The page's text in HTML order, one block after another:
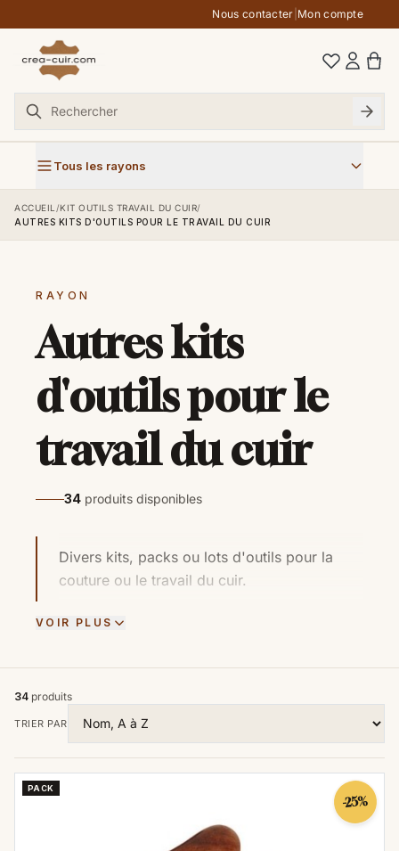
Nous contacter Mon compte
Tous les rayons
ACCUEIL /KIT OUTILS TRAVAIL DU CUIR/
AUTRES KITS D'OUTILS POUR LE TRAVAIL DU CUIR
RAYON
Autres kits
d'outils pour le
travail du cuir
34 produits disponibles
Divers kits, packs ou lots d'outils pour la
couture ou le travail du cuir.
VOIR PLUS
34 produits
TRIER PAR
PACK
-25%